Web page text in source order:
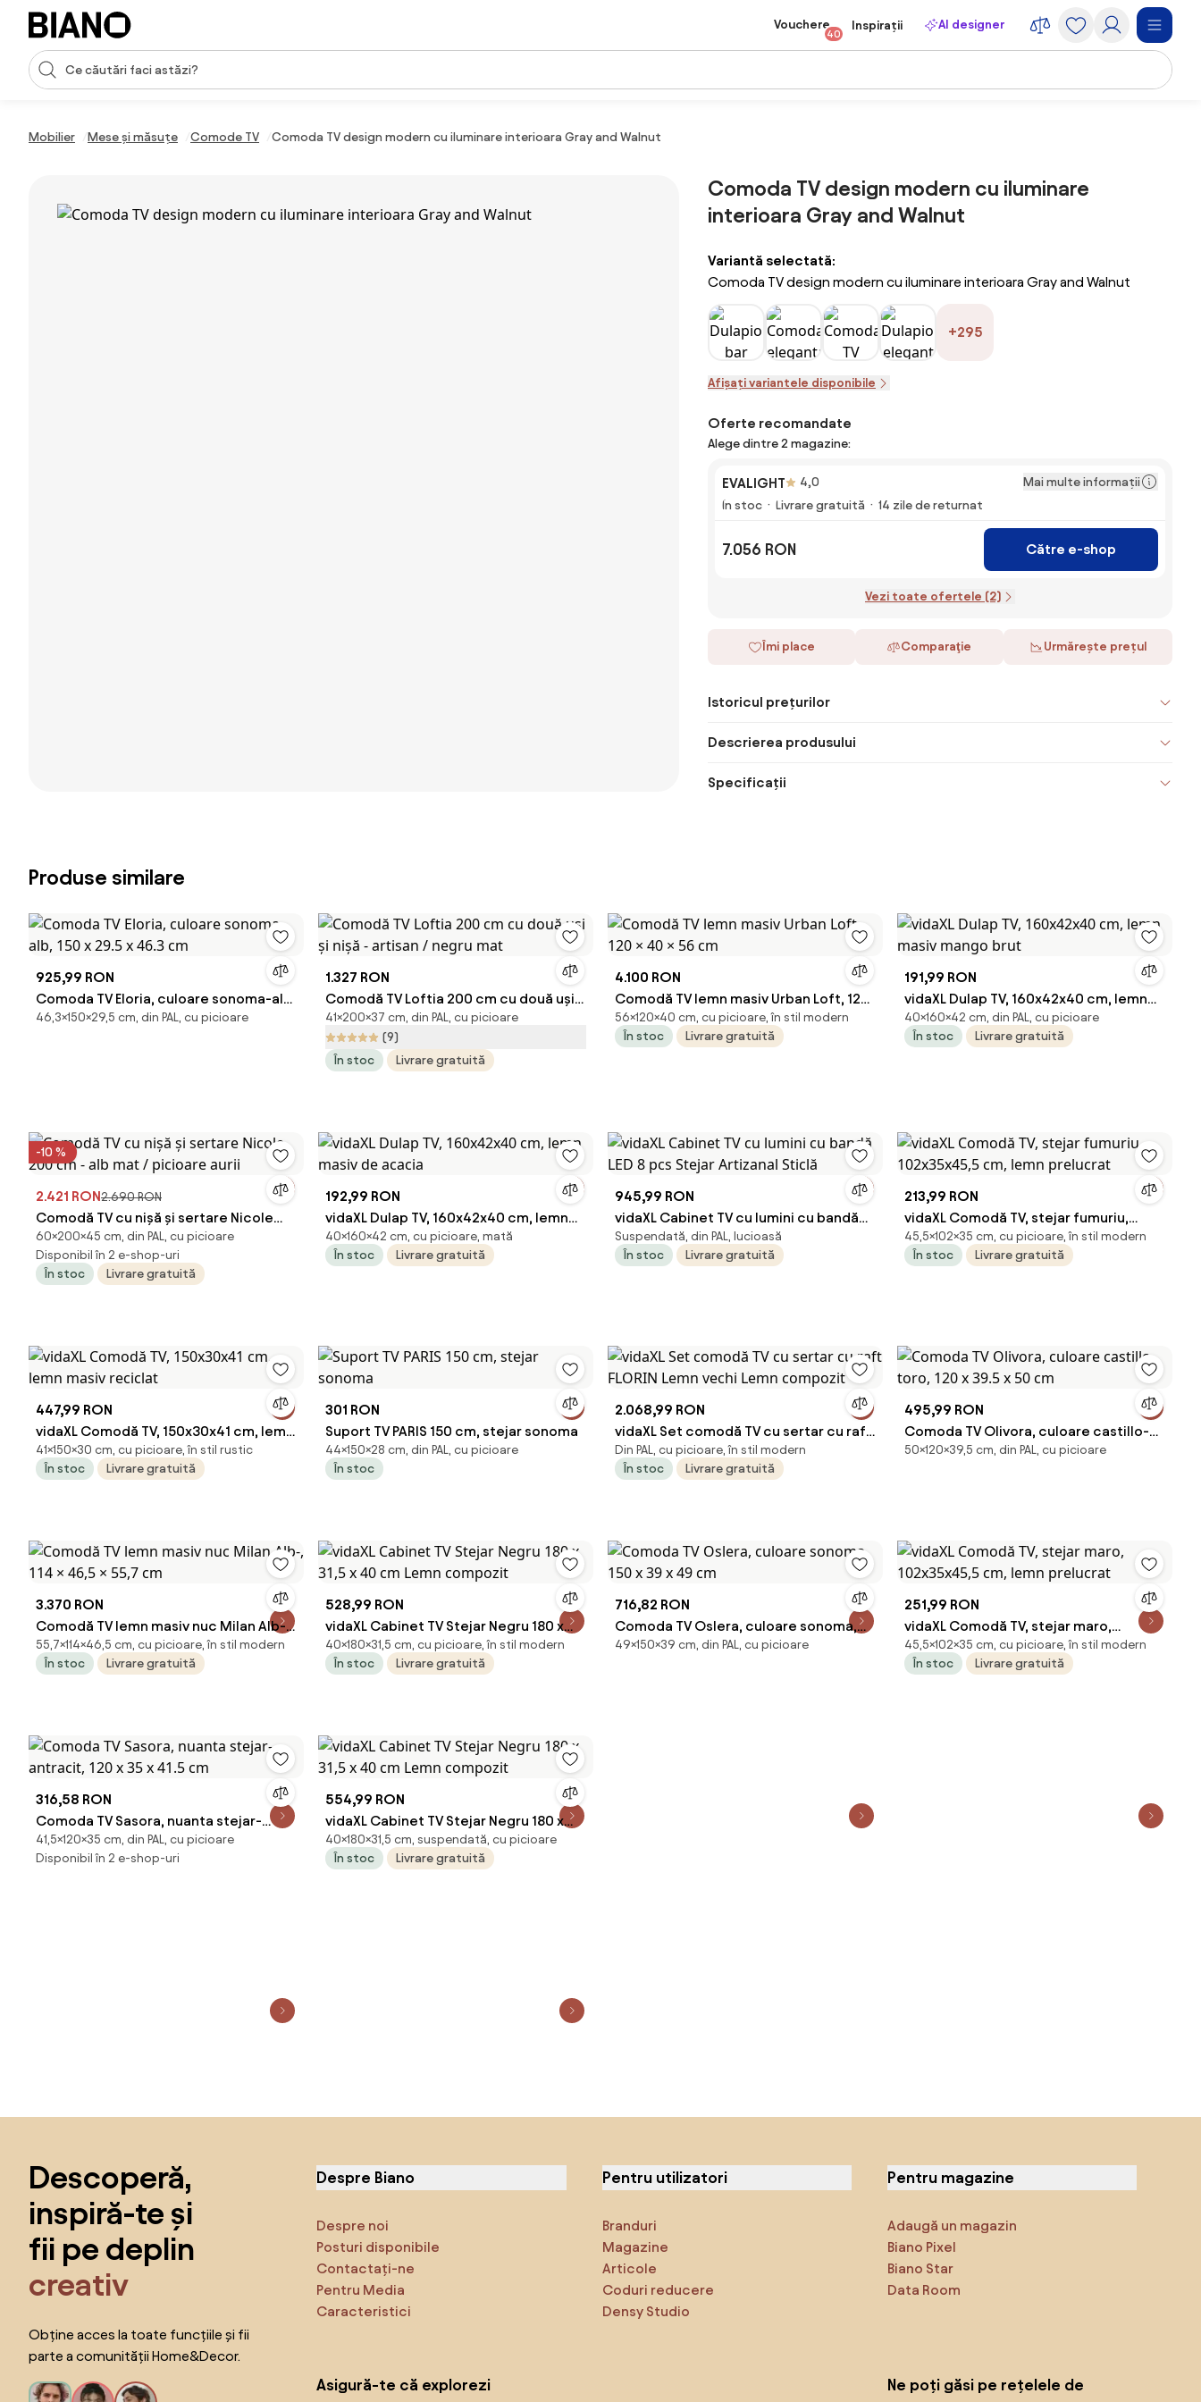
Sari peste navigare, accesează conținutul
Introducerea căutării
Vouchere
40
Inspirații AI designer
Mobilier Mese și măsuțe Comode TV Comoda TV design modern cu iluminare interioara Gray and Walnut
Comoda TV design modern cu iluminare
interioara Gray and Walnut
Variantă selectată:
Comoda TV design modern cu iluminare interioara Gray and Walnut
+295
Afișați variantele disponibile
Oferte recomandate
Alege dintre 2 magazine:
EVALIGHT 4,0
Mai multe informații
În stoc
Livrare gratuită 14 zile de returnat
7.056 RON Către e-shop
Vezi toate ofertele (2)
Îmi place Comparaţie Urmărește prețul
Istoricul prețurilor
Descrierea produsului
Specificații
Produse similare
925,99 RON
Comoda TV Eloria, culoare sonoma-alb,
150 x 29.5 x 46.3 cm
46,3×150×29,5 cm, din PAL, cu picioare
1.327 RON
Comodă TV Loftia 200 cm cu două uși
și nișă - artisan / negru mat
41×200×37 cm, din PAL, cu picioare
(9)
În stoc
Livrare gratuită
4.100 RON
Comodă TV lemn masiv Urban Loft, 120
× 40 × 56 cm
56×120×40 cm, cu picioare, în stil modern
În stoc
Livrare gratuită
191,99 RON
vidaXL Dulap TV, 160x42x40 cm, lemn
masiv mango brut
40×160×42 cm, din PAL, cu picioare
În stoc
Livrare gratuită
-10 %
2.421 RON2.690 RON
Comodă TV cu nișă și sertare Nicole
200 cm - alb mat / picioare aurii
60×200×45 cm, din PAL, cu picioare
Disponibil în 2 e-shop-uri
În stoc
Livrare gratuită
192,99 RON
vidaXL Dulap TV, 160x42x40 cm, lemn
masiv de acacia
40×160×42 cm, cu picioare, mată
În stoc
Livrare gratuită
945,99 RON
vidaXL Cabinet TV cu lumini cu bandă
LED 8 pcs Stejar Artizanal Sticlă
Suspendată, din PAL, lucioasă
În stoc
Livrare gratuită
213,99 RON
vidaXL Comodă TV, stejar fumuriu,
102x35x45,5 cm, lemn prelucrat
45,5×102×35 cm, cu picioare, în stil modern
În stoc
Livrare gratuită
447,99 RON
vidaXL Comodă TV, 150x30x41 cm, lemn
masiv reciclat
41×150×30 cm, cu picioare, în stil rustic
În stoc
Livrare gratuită
301 RON
Suport TV PARIS 150 cm, stejar sonoma
44×150×28 cm, din PAL, cu picioare
În stoc
2.068,99 RON
vidaXL Set comodă TV cu sertar cu raft
FLORIN Lemn vechi Lemn compozit
Din PAL, cu picioare, în stil modern
În stoc
Livrare gratuită
495,99 RON
Comoda TV Olivora, culoare castillo-
toro, 120 x 39.5 x 50 cm
50×120×39,5 cm, din PAL, cu picioare
3.370 RON
Comodă TV lemn masiv nuc Milan Alb-,
114 × 46,5 × 55,7 cm
55,7×114×46,5 cm, cu picioare, în stil modern
În stoc
Livrare gratuită
528,99 RON
vidaXL Cabinet TV Stejar Negru 180 x
31,5 x 40 cm Lemn compozit
40×180×31,5 cm, cu picioare, în stil modern
În stoc
Livrare gratuită
716,82 RON
Comoda TV Oslera, culoare sonoma,
150 x 39 x 49 cm
49×150×39 cm, din PAL, cu picioare
251,99 RON
vidaXL Comodă TV, stejar maro,
102x35x45,5 cm, lemn prelucrat
45,5×102×35 cm, cu picioare, în stil modern
În stoc
Livrare gratuită
316,58 RON
Comoda TV Sasora, nuanta stejar-
antracit, 120 x 35 x 41.5 cm
41,5×120×35 cm, din PAL, cu picioare
Disponibil în 2 e-shop-uri
554,99 RON
vidaXL Cabinet TV Stejar Negru 180 x
31,5 x 40 cm Lemn compozit
40×180×31,5 cm, suspendată, cu picioare
În stoc
Livrare gratuită
Descoperă,
inspiră-te și
fii pe deplin
creativ
Obține acces la toate funcțiile și fii
parte a comunității Home&Decor.
Despre Biano
Despre noi
Posturi disponibile
Contactați-ne
Pentru Media
Caracteristici
Pentru utilizatori
Branduri
Magazine
Articole
Coduri reducere
Densy Studio
Pentru magazine
Adaugă un magazin
Biano Pixel
Biano Star
Data Room
Asigură-te că explorezi
Ne poți găsi pe rețelele de